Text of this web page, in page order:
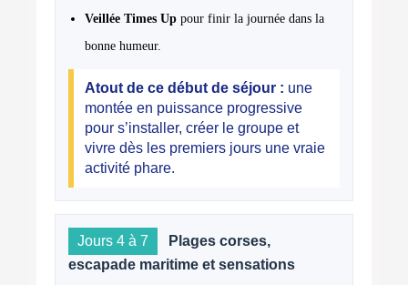
Veillée Times Up pour finir la journée dans la
bonne humeur.
Atout de ce début de séjour : une
montée en puissance progressive
pour s’installer, créer le groupe et
vivre dès les premiers jours une vraie
activité phare.
Jours 4 à 7
Plages corses,
escapade maritime et sensations